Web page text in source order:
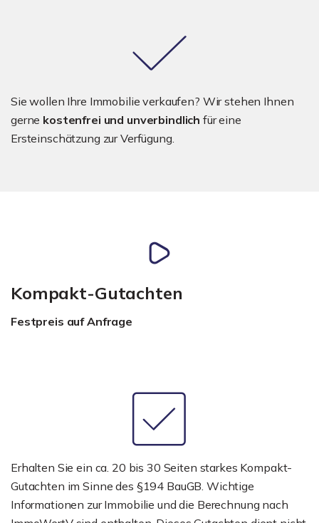
Sie wollen Ihre Immobilie verkaufen? Wir stehen Ihnen
gerne kostenfrei und unverbindlich für eine
Ersteinschätzung zur Verfügung.
Kompakt-Gutachten
Festpreis auf Anfrage
Erhalten Sie ein ca. 20 bis 30 Seiten starkes Kompakt-
Gutachten im Sinne des §194 BauGB. Wichtige
Informationen zur Immobilie und die Berechnung nach